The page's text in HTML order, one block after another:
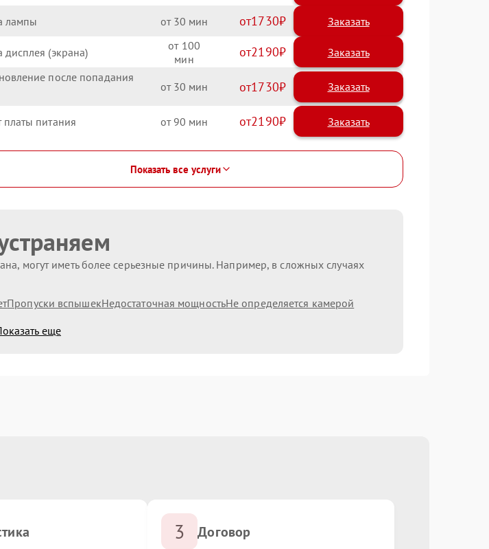
лампы 30 1730
дисплея (экрана) 100 2190
после попадания
30 1730
платы питания 90 2190
Показать все услуги
могут иметь более серьезные причины. Например, в сложных случаях
Пропуски вспышекНедостаточная мощностьНе определяется камерой
еще
3 Договор